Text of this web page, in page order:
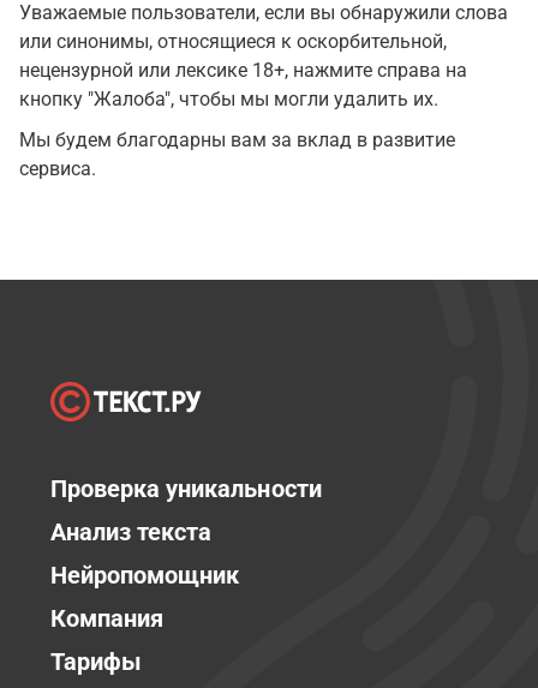
Уважаемые пользователи, если вы обнаружили слова
или синонимы, относящиеся к оскорбительной,
нецензурной или лексике 18+, нажмите справа на
кнопку "Жалоба", чтобы мы могли удалить их.
Мы будем благодарны вам за вклад в развитие
сервиса.
Проверка уникальности
Анализ текста
Нейропомощник
Компания
Тарифы